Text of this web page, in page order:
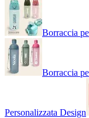
Borraccia
Borraccia
Personalizzata Design